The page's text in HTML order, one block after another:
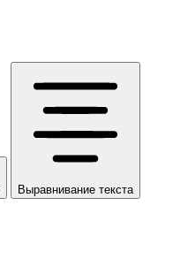
Выравнивание текста